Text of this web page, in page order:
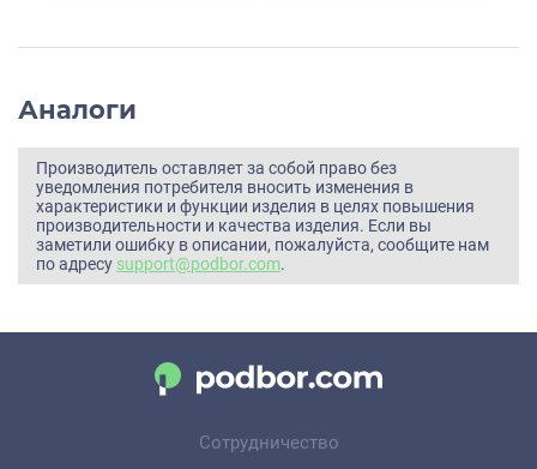
Аналоги
Производитель оставляет за собой право без
уведомления потребителя вносить изменения в
характеристики и функции изделия в целях повышения
производительности и качества изделия. Если вы
заметили ошибку в описании, пожалуйста, сообщите нам
по адресу support@podbor.com.
Сотрудничество